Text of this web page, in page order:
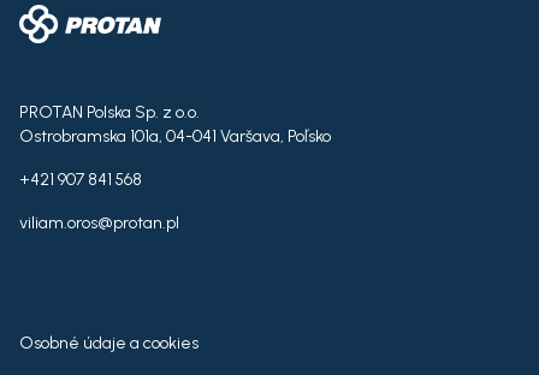
PROTAN Polska Sp. z o.o.
Ostrobramska 101a, 04-041 Varšava, Poľsko
+421 907 841 568
viliam.oros@protan.pl
Osobné údaje a cookies